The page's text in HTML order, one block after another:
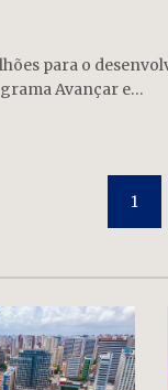
para o
Avançar e…
1